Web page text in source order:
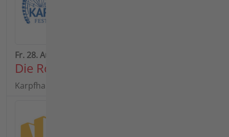
Fr. 28. Aug. 2026 - Di. 01. Sept. 2026 | Beginn: 08:30
Die Rottalschau 2026
Karpfhamer Fest & Rottalschau